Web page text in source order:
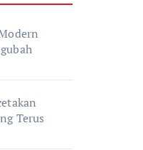
Terus